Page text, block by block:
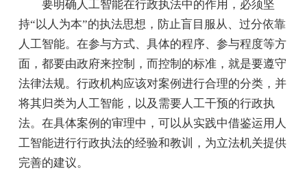
要明确人工智能在行政执法中的作用，必须坚
持“以人为本”的执法思想，防止盲目服从、过分依靠
人工智能。在参与方式、具体的程序、参与程度等方
面，都要由政府来控制，而控制的标准，就是要遵守
法律法规。行政机构应该对案例进行合理的分类，并
将其归类为人工智能，以及需要人工干预的行政执
法。在具体案例的审理中，可以从实践中借鉴运用人
工智能进行行政执法的经验和教训，为立法机关提供
完善的建议。